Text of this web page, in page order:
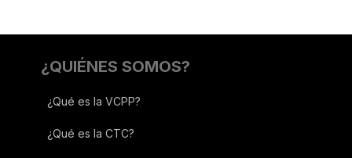
¿QUIÉNES SOMOS?
¿Qué es la VCPP?
¿Qué es la CTC?